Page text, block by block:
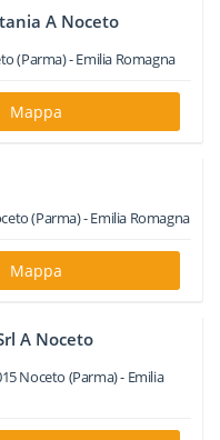
A Noceto
(Parma) -Emilia Romagna
Mappa
(Parma) -Emilia Romagna
Mappa
A Noceto
Noceto (Parma) - Emilia